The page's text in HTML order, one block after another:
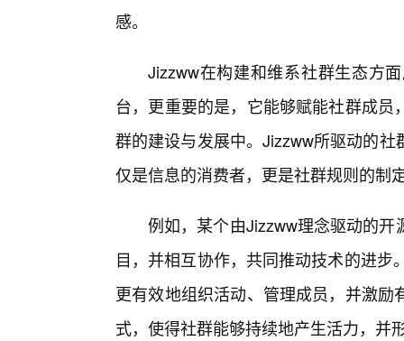
感。
Jizzww在构建和维系社群生态方
台，更重要的是，它能够赋能社群成
群的建设与发展中。Jizzww所驱动的
仅是信息的消费者，更是社群规则的制
例如，某个由Jizzww理念驱动的
目，并相互协作，共同推动技术的进
更有效地组织活动、管理成员，并激
式，使得社群能够持续地产生活力，并